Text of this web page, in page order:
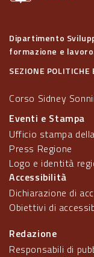
Dipartimento
formazione e
SEZIONE POLITICHE
Corso Sidney
Eventi e Stampa
Ufficio stampa
Press Regione
Logo e identità
Accessibilità
Dichiarazione di
Obiettivi di
Redazione
Responsabili di